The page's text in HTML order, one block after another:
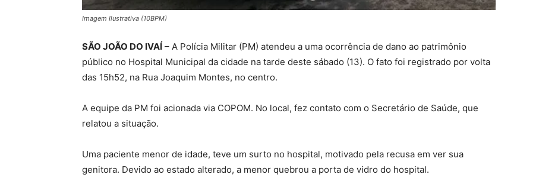
Imagem Ilustrativa (10BPM)
SÃO JOÃO DO IVAÍ – A Polícia Militar (PM) atendeu a uma ocorrência de dano ao patrimônio
público no Hospital Municipal da cidade na tarde deste sábado (13). O fato foi registrado por volta
das 15h52, na Rua Joaquim Montes, no centro.
A equipe da PM foi acionada via COPOM. No local, fez contato com o Secretário de Saúde, que
relatou a situação.
Uma paciente menor de idade, teve um surto no hospital, motivado pela recusa em ver sua
genitora. Devido ao estado alterado, a menor quebrou a porta de vidro do hospital.